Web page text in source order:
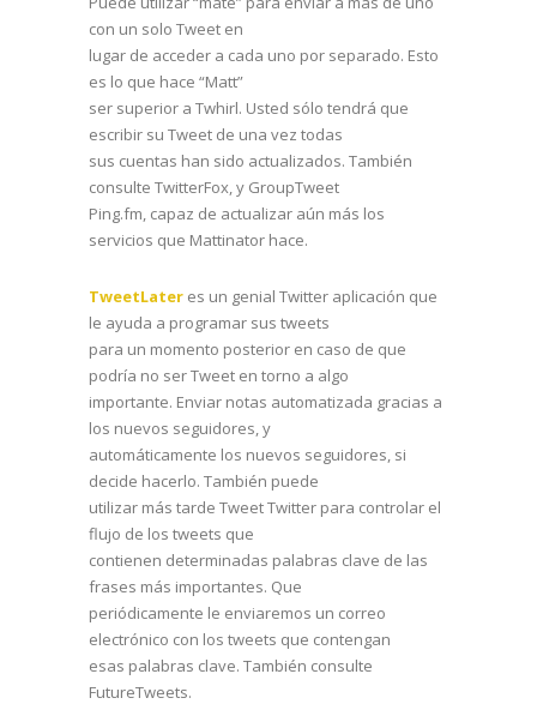
con un solo Tweet en
lugar de acceder a cada uno por separado. Esto
es lo que hace “Matt”
ser superior a Twhirl. Usted sólo tendrá que
escribir su Tweet de una vez todas
sus cuentas han sido actualizados. También
consulte TwitterFox, y GroupTweet
Ping.fm, capaz de actualizar aún más los
servicios que Mattinator hace.
TweetLater es un genial Twitter aplicación que
le ayuda a programar sus tweets
para un momento posterior en caso de que
podría no ser Tweet en torno a algo
importante. Enviar notas automatizada gracias a
los nuevos seguidores, y
automáticamente los nuevos seguidores, si
decide hacerlo. También puede
utilizar más tarde Tweet Twitter para controlar el
flujo de los tweets que
contienen determinadas palabras clave de las
frases más importantes. Que
periódicamente le enviaremos un correo
electrónico con los tweets que contengan
esas palabras clave. También consulte
FutureTweets.